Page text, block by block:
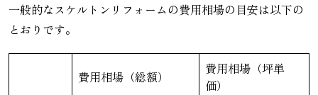
一般的なスケルトンリフォームの費用相場の目安は以下の
とおりです。
費用相場（総額）
費用相場（坪単
価）